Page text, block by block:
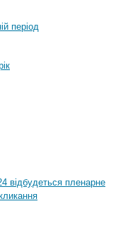
період
відбудеться пленарне